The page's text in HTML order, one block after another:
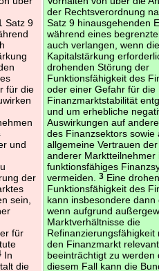
Satz 9
für die
und
der
sein,
für
In
die
der Rechtsverordnung
Satz 9 hinausgehenden
während eines
auch verlangen, wenn
Kapitalstärkung
drohenden Störung der
Funktionsfähigkeit des
oder einer Gefahr für die
Finanzmarktstabilität
und um erhebliche
Auswirkungen auf
des Finanzsektors sowie
allgemeine Vertrauen
anderer Marktteilnehmer
funktionsfähiges
vermeiden.3 Eine
Funktionsfähigkeit des
kann insbesondere
wenn aufgrund
Marktverhältnisse die
den Finanzmarkt
beeinträchtigt zu
diesem Fall kann die